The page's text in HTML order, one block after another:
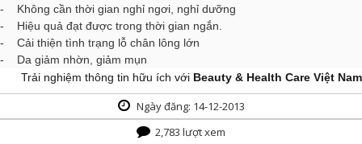
- Không cần thời gian nghỉ ngơi, nghỉ dưỡng
- Hiệu quả đạt được trong thời gian ngắn.
- Cải thiện tình trạng lỗ chân lông lớn
- Da giảm nhờn, giảm mụn
Trải nghiệm thông tin hữu ích với Beauty & Health Care Việt Nam
Ngày đăng: 14-12-2013
2,783 lượt xem